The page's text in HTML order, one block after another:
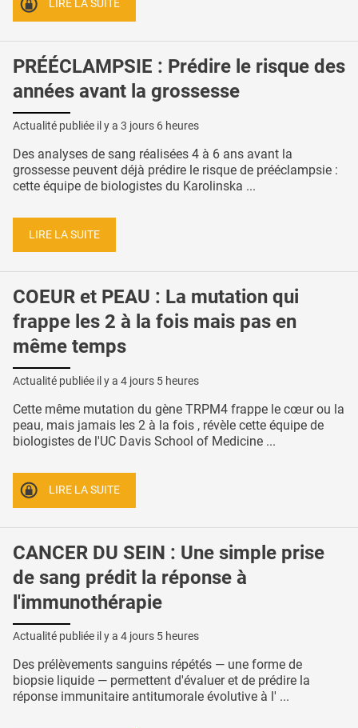
LIRE LA SUITE
PRÉÉCLAMPSIE : Prédire le risque des
années avant la grossesse
Actualité publiée il y a 3 jours 6 heures
Des analyses de sang réalisées 4 à 6 ans avant la
grossesse peuvent déjà prédire le risque de prééclampsie :
cette équipe de biologistes du Karolinska ...
LIRE LA SUITE
COEUR et PEAU : La mutation qui
frappe les 2 à la fois mais pas en
même temps
Actualité publiée il y a 4 jours 5 heures
Cette même mutation du gène TRPM4 frappe le cœur ou la
peau, mais jamais les 2 à la fois , révèle cette équipe de
biologistes de l'UC Davis School of Medicine ...
LIRE LA SUITE
CANCER DU SEIN : Une simple prise
de sang prédit la réponse à
l'immunothérapie
Actualité publiée il y a 4 jours 5 heures
Des prélèvements sanguins répétés — une forme de
biopsie liquide — permettent d'évaluer et de prédire la
réponse immunitaire antitumorale évolutive à l' ...